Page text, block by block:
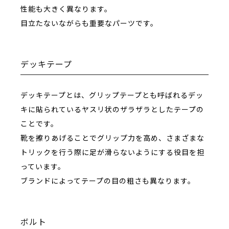
性能も大きく異なります。
目立たないながらも重要なパーツです。
デッキテープ
デッキテープとは、グリップテープとも呼ばれるデッ
キに貼られているヤスリ状のザラザラとしたテープの
ことです。
靴を擦りあげることでグリップ力を高め、さまざまな
トリックを行う際に足が滑らないようにする役目を担
っています。
ブランドによってテープの目の粗さも異なります。
ボルト